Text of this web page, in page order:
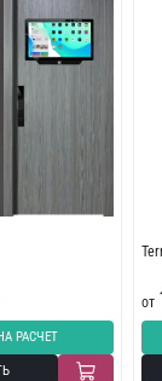
РАСЧЕТ
от